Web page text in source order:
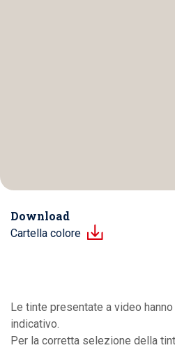
Download
Cartella colore
Le tinte presentate a video
indicativo.
Per la corretta selezione della